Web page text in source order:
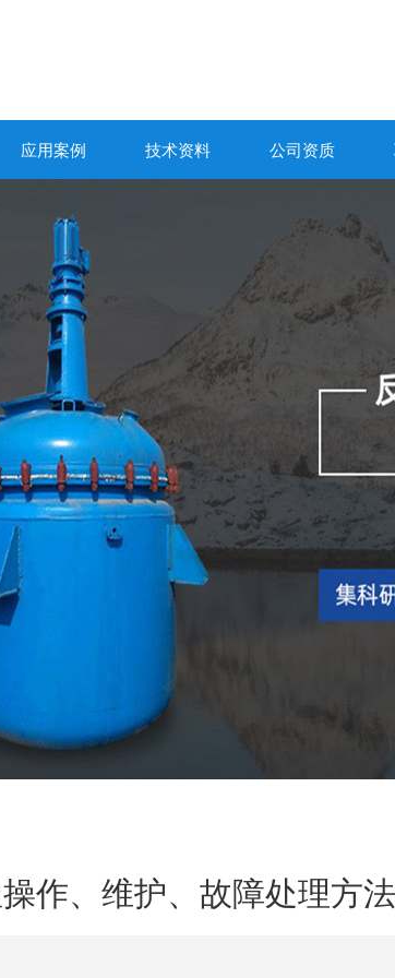
应用案例 技术资料 公司资质
作、维护、故障处理方法